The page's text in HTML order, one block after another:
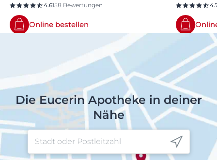
4.6158 Bewertungen
Online bestellen
Die Eucerin Apotheke in deiner
Nähe